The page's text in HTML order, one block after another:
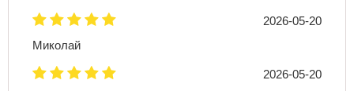
2026-05-20
Миколай
2026-05-20